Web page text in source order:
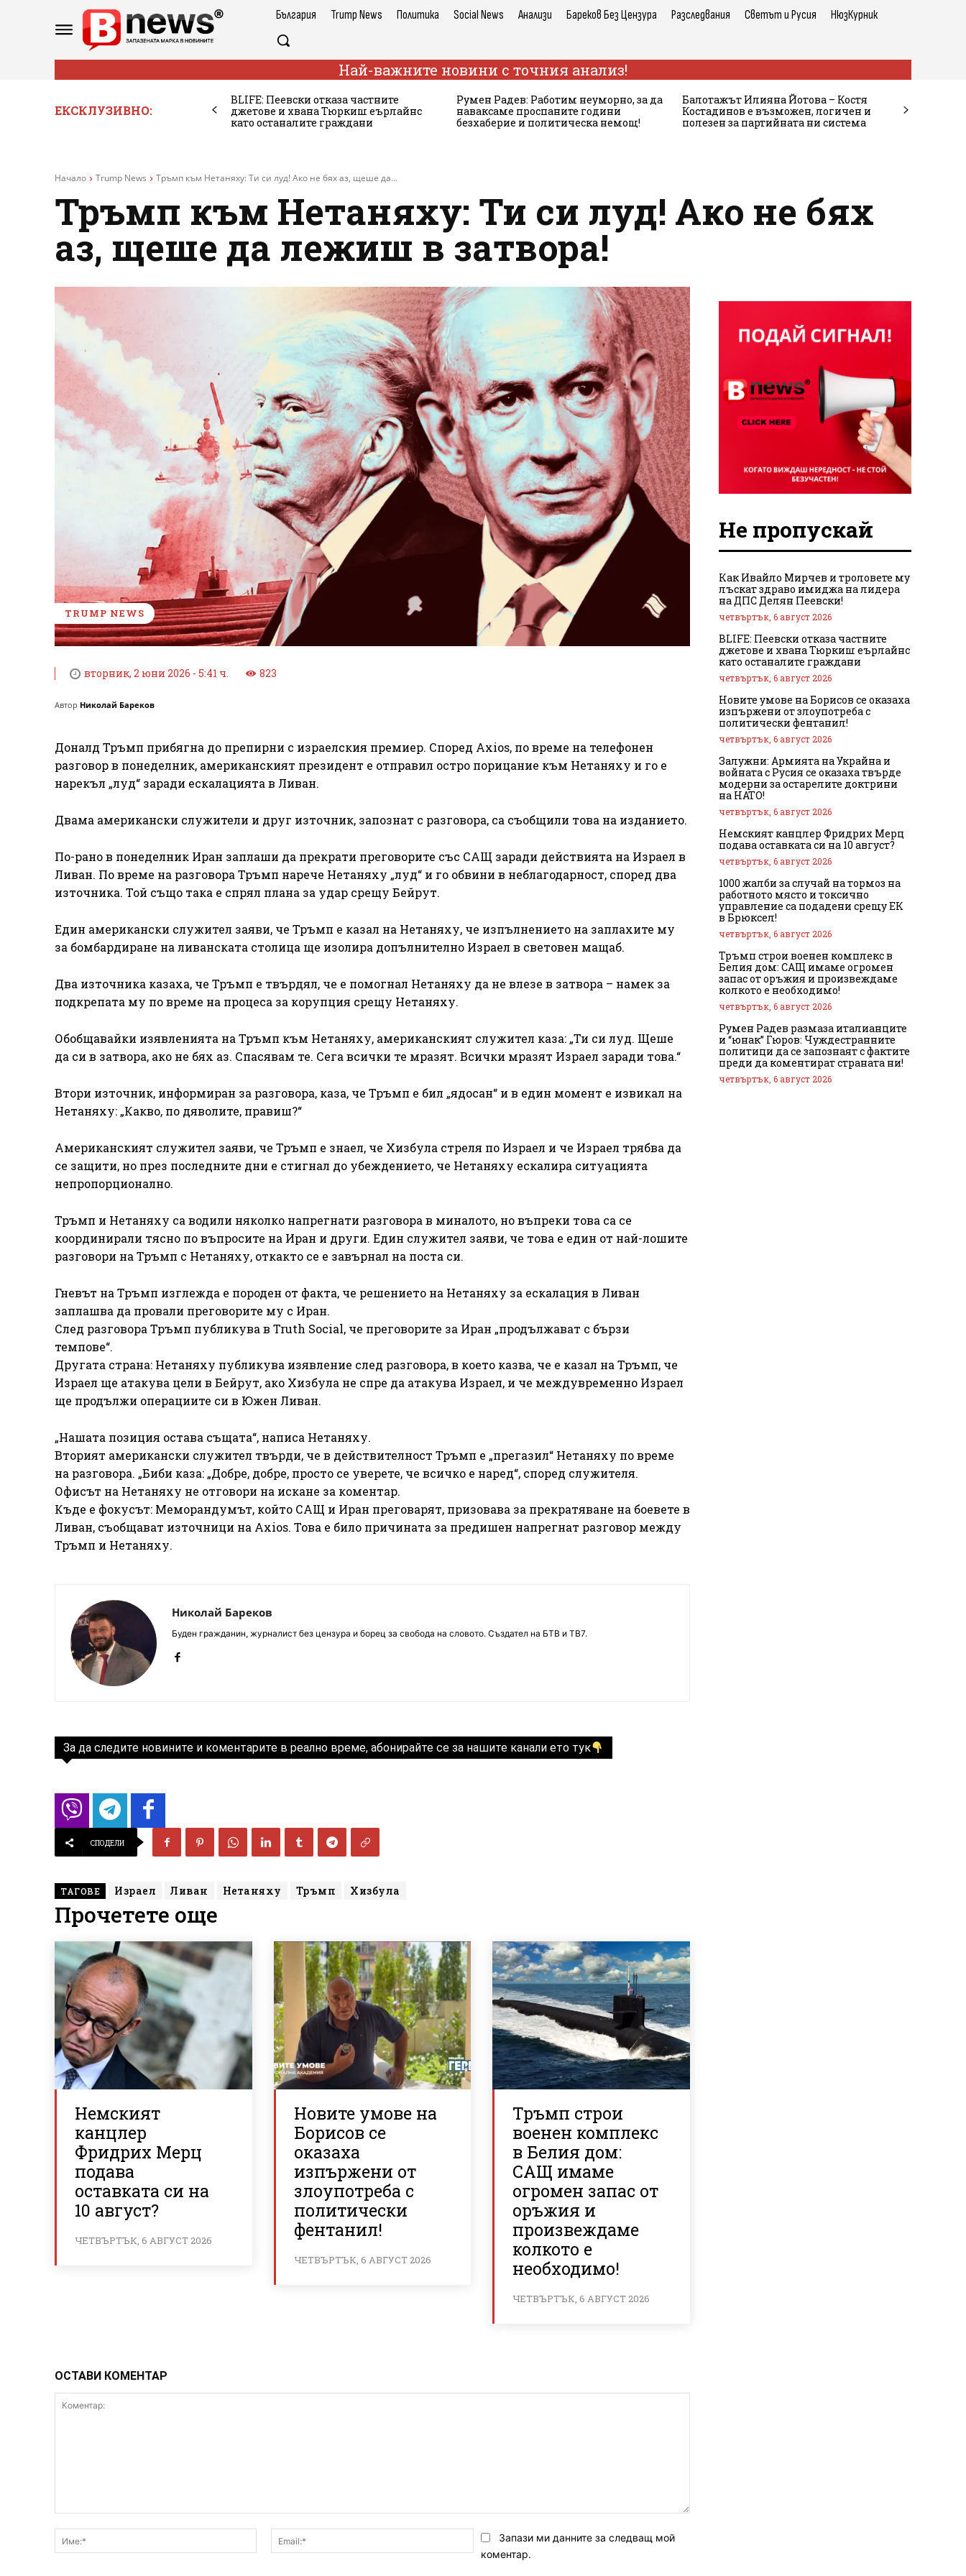
България Trump News Политика Social News Анализи Бареков Без Цензура Разследвания Светът и Русия НюзКурник
Най-важните новини с точния анализ!
ЕКСКЛУЗИВНО:
BLIFE: Пеевски отказа частните
джетове и хвана Тюркиш еърлайнс
като останалите граждани
Румен Радев: Работим неуморно, за да
наваксаме проспаните години
безхаберие и политическа немощ!
Балотажът Илияна Йотова – Костя
Костадинов е възможен, логичен и
полезен за партийната ни система
Начало Trump News Тръмп към Нетаняху: Ти си луд! Ако не бях аз, щеше да...
Тръмп към Нетаняху: Ти си луд! Ако не бях
аз, щеше да лежиш в затвора!
TRUMP NEWS
вторник, 2 юни 2026 - 5:41 ч. 823
Автор Николай Бареков
Доналд Тръмп прибягна до препирни с израелския премиер. Според Axios, по време на телефонен
разговор в понеделник, американският президент е отправил остро порицание към Нетаняху и го е
нарекъл „луд“ заради ескалацията в Ливан.
Двама американски служители и друг източник, запознат с разговора, са съобщили това на изданието.
По-рано в понеделник Иран заплаши да прекрати преговорите със САЩ заради действията на Израел в
Ливан. По време на разговора Тръмп нарече Нетаняху „луд“ и го обвини в неблагодарност, според два
източника. Той също така е спрял плана за удар срещу Бейрут.
Един американски служител заяви, че Тръмп е казал на Нетаняху, че изпълнението на заплахите му
за бомбардиране на ливанската столица ще изолира допълнително Израел в световен мащаб.
Два източника казаха, че Тръмп е твърдял, че е помогнал Нетаняху да не влезе в затвора – намек за
подкрепата му по време на процеса за корупция срещу Нетаняху.
Обобщавайки изявленията на Тръмп към Нетаняху, американският служител каза: „Ти си луд. Щеше
да си в затвора, ако не бях аз. Спасявам те. Сега всички те мразят. Всички мразят Израел заради това.“
Втори източник, информиран за разговора, каза, че Тръмп е бил „ядосан“ и в един момент е извикал на
Нетаняху: „Какво, по дяволите, правиш?“
Американският служител заяви, че Тръмп е знаел, че Хизбула стреля по Израел и че Израел трябва да
се защити, но през последните дни е стигнал до убеждението, че Нетаняху ескалира ситуацията
непропорционално.
Тръмп и Нетаняху са водили няколко напрегнати разговора в миналото, но въпреки това са се
координирали тясно по въпросите на Иран и други. Един служител заяви, че това е един от най-лошите
разговори на Тръмп с Нетаняху, откакто се е завърнал на поста си.
Гневът на Тръмп изглежда е породен от факта, че решението на Нетаняху за ескалация в Ливан
заплашва да провали преговорите му с Иран.
След разговора Тръмп публикува в Truth Social, че преговорите за Иран „продължават с бързи
темпове“.
Другата страна: Нетаняху публикува изявление след разговора, в което казва, че е казал на Тръмп, че
Израел ще атакува цели в Бейрут, ако Хизбула не спре да атакува Израел, и че междувременно Израел
ще продължи операциите си в Южен Ливан.
„Нашата позиция остава същата“, написа Нетаняху.
Вторият американски служител твърди, че в действителност Тръмп е „прегазил“ Нетаняху по време
на разговора. „Биби каза: „Добре, добре, просто се уверете, че всичко е наред“, според служителя.
Офисът на Нетаняху не отговори на искане за коментар.
Къде е фокусът: Меморандумът, който САЩ и Иран преговарят, призовава за прекратяване на боевете в
Ливан, съобщават източници на Axios. Това е било причината за предишен напрегнат разговор между
Тръмп и Нетаняху.
Николай Бареков
Буден гражданин, журналист без цензура и борец за свобода на словото. Създател на БТВ и ТВ7.
За да следите новините и коментарите в реално време, абонирайте се за нашите канали ето тук
СПОДЕЛИ
ТАГОВЕ Израел Ливан Нетаняху Тръмп Хизбула
Прочетете още
Немският
канцлер
Фридрих Мерц
подава
оставката си на
10 август?
ЧЕТВЪРТЪК, 6 АВГУСТ 2026
Новите умове на
Борисов се
оказаха
изпържени от
злоупотреба с
политически
фентанил!
ЧЕТВЪРТЪК, 6 АВГУСТ 2026
Тръмп строи
военен комплекс
в Белия дом:
САЩ имаме
огромен запас от
оръжия и
произвеждаме
колкото е
необходимо!
ЧЕТВЪРТЪК, 6 АВГУСТ 2026
ОСТАВИ КОМЕНТАР
Име:*
Email:*Запази ми данните за следващ мой
коментар.
Не пропускай
Как Ивайло Мирчев и троловете му
лъскат здраво имиджа на лидера
на ДПС Делян Пеевски!
четвъртък, 6 август 2026
BLIFE: Пеевски отказа частните
джетове и хвана Тюркиш еърлайнс
като останалите граждани
четвъртък, 6 август 2026
Новите умове на Борисов се оказаха
изпържени от злоупотреба с
политически фентанил!
четвъртък, 6 август 2026
Залужни: Армията на Украйна и
войната с Русия се оказаха твърде
модерни за остарелите доктрини
на НАТО!
четвъртък, 6 август 2026
Немският канцлер Фридрих Мерц
подава оставката си на 10 август?
четвъртък, 6 август 2026
1000 жалби за случай на тормоз на
работното място и токсично
управление са подадени срещу ЕК
в Брюксел!
четвъртък, 6 август 2026
Тръмп строи военен комплекс в
Белия дом: САЩ имаме огромен
запас от оръжия и произвеждаме
колкото е необходимо!
четвъртък, 6 август 2026
Румен Радев размаза италианците
и “юнак” Гюров: Чуждестранните
политици да се запознаят с фактите
преди да коментират страната ни!
четвъртък, 6 август 2026